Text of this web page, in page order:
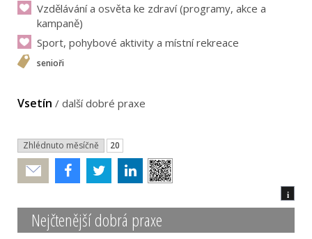
Vzdělávání a osvěta ke zdraví (programy, akce a
kampaně)
Sport, pohybové aktivity a místní rekreace
senioři
Vsetín / další dobré praxe
Zhlédnuto měsíčně 20
Poslat
i
Nejčtenější dobrá praxe